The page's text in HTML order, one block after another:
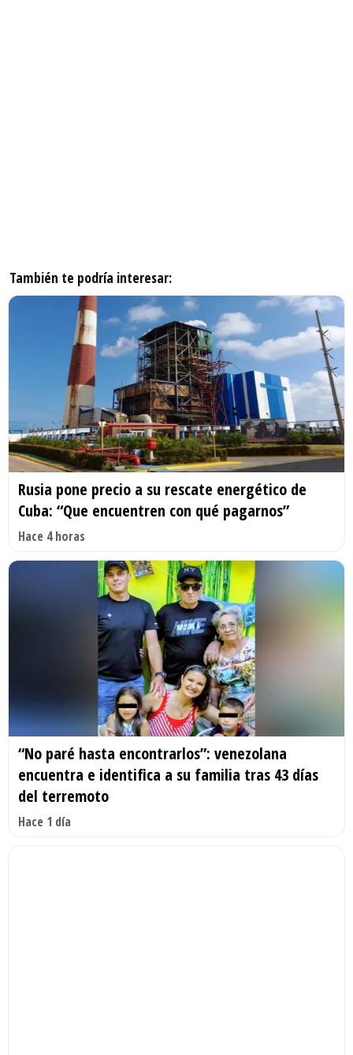
También te podría interesar:
Rusia pone precio a su rescate energético de
Cuba: “Que encuentren con qué pagarnos”
Hace 4 horas
“No paré hasta encontrarlos”: venezolana
encuentra e identifica a su familia tras 43 días
del terremoto
Hace 1 día